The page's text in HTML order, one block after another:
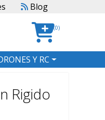
Blog
(0)
Y RC
Rigido